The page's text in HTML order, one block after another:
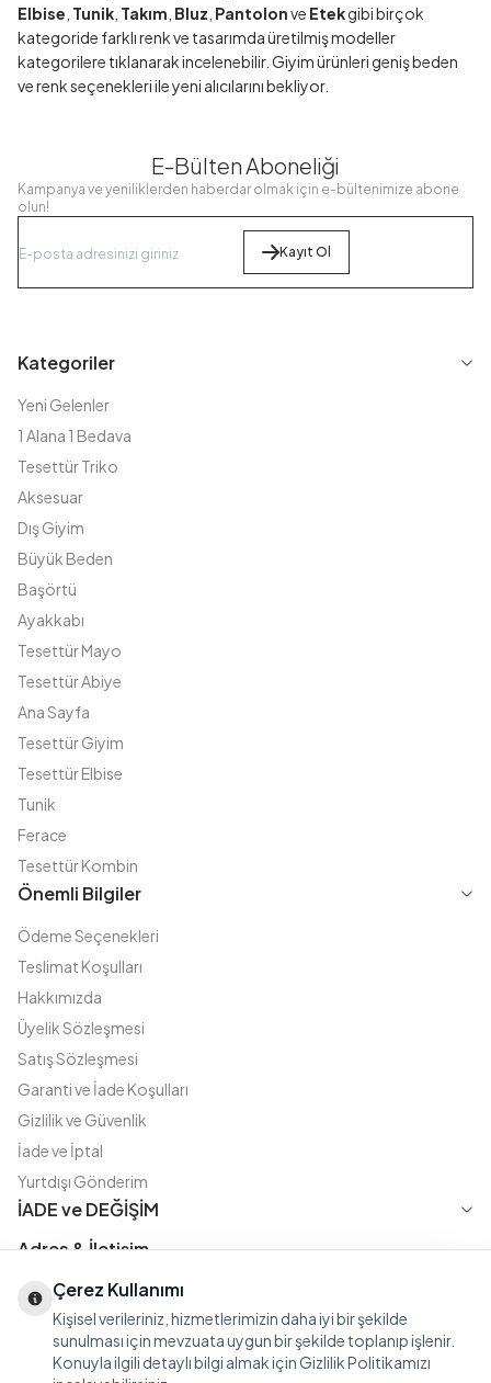
Elbise Tunik Takım Bluz Pantolonve Etekgibi birçok
kategoride farklı renk ve tasarımda üretilmiş modeller
kategorilere tıklanarak incelenebilir. Giyim ürünleri geniş beden
ve renk seçenekleri ile yeni alıcılarını bekliyor.
E-Bülten Aboneliği
Kampanya ve yeniliklerden haberdar olmak için e-bültenimize abone
olun!
Kayıt Ol
Kategoriler
Yeni Gelenler
1 Alana 1 Bedava
Tesettür Triko
Aksesuar
Dış Giyim
Büyük Beden
Başörtü
Ayakkabı
Tesettür Mayo
Tesettür Abiye
Ana Sayfa
Tesettür Giyim
Tesettür Elbise
Tunik
Ferace
Tesettür Kombin
Önemli Bilgiler
Ödeme Seçenekleri
Teslimat Koşulları
Hakkımızda
Üyelik Sözleşmesi
Satış Sözleşmesi
Garanti ve İade Koşulları
Gizlilik ve Güvenlik
İade ve İptal
Yurtdışı Gönderim
İADE ve DEĞİŞİM
Adres & İletişim
Fatih Cd. Akasya sok no:11 D.5 Merter - Güngören / İSTANBUL
08508111144
iletisim@modasena.com
Instagram
TikTok
X
Türkçe TL
Çerez Kullanımı
Kişisel verileriniz, hizmetlerimizin daha iyi bir şekilde
sunulması için mevzuata uygun bir şekilde toplanıp işlenir.
Konuyla ilgili detaylı bilgi almak için Gizlilik Politikamızı